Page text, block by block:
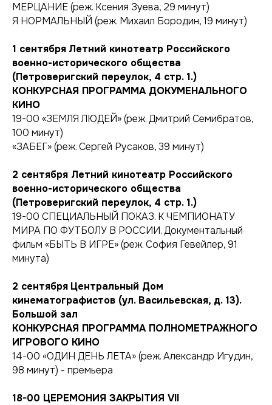
МЕРЦАНИЕ (реж. Ксения Зуева, 29 минут)
Я НОРМАЛЬНЫЙ (реж. Михаил Бородин, 19 минут)
1 сентября Летний кинотеатр Российского
военно-исторического общества
(Петроверигский переулок, 4 стр. 1.)
КОНКУРСНАЯ ПРОГРАММА ДОКУМЕНАЛЬНОГО
КИНО
19-00 «ЗЕМЛЯ ЛЮДЕЙ» (реж. Дмитрий Семибратов,
100 минут)
«ЗАБЕГ» (реж. Сергей Русаков, 39 минут)
2 сентября Летний кинотеатр Российского
военно-исторического общества
(Петроверигский переулок, 4 стр. 1.)
19-00 СПЕЦИАЛЬНЫЙ ПОКАЗ. К ЧЕМПИОНАТУ
МИРА ПО ФУТБОЛУ В РОССИИ. Документальный
фильм «БЫТЬ В ИГРЕ» (реж. София Гевейлер, 91
минута)
2 сентября Центральный Дом
кинематографистов (ул. Васильевская, д. 13).
Большой зал
КОНКУРСНАЯ ПРОГРАММА ПОЛНОМЕТРАЖНОГО
ИГРОВОГО КИНО
14-00 «ОДИН ДЕНЬ ЛЕТА» (реж. Александр Игудин,
98 минут) - премьера
18-00 ЦЕРЕМОНИЯ ЗАКРЫТИЯ VII